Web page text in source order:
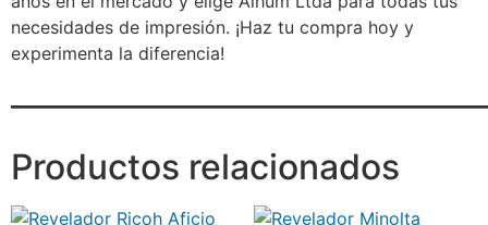
necesidades de impresión. ¡Haz tu compra hoy y
experimenta la diferencia!
Productos relacionados